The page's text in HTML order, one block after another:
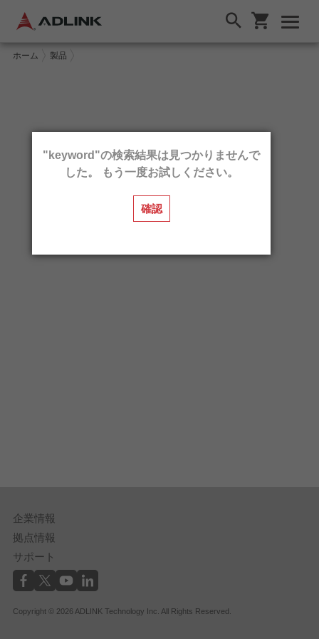
ホーム 製品
企業情報
拠点情報
サポート
Copyright © 2026 ADLINK Technology Inc. All Rights Reserved.
"keyword"の検索結果は見つかりませんで
した。 もう一度お試しください。
確認